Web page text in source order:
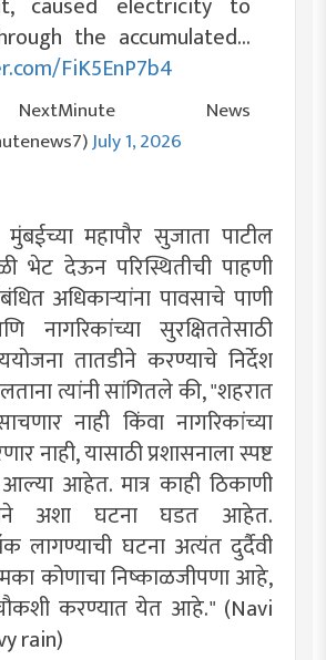
the accumulated…
FiK5EnP7b4
News
July 1, 2026
महापौर सुजाता पाटील
भेट देऊन परिस्थितीची पाहणी
अधिकाऱ्यांना पावसाचे पाणी
सुरक्षिततेसाठी
तातडीने करण्याचे निर्देश
त्यांनी सांगितले की, "शहरात
नाही किंवा नागरिकांच्या
नाही, यासाठी प्रशासनाला स्पष्ट
आहेत. मात्र काही ठिकाणी
अशा घटना घडत आहेत.
लागण्याची घटना अत्यंत दुर्दैवी
कोणाचा निष्काळजीपणा आहे,
करण्यात येत आहे." (Navi
rain)